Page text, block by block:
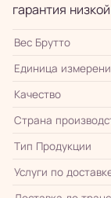
гарантия
Вес Брутто
Единица
Качество
Страна
Тип Продукции
Услуги по